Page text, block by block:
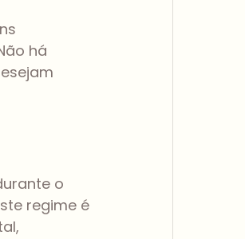
há
o
regime é